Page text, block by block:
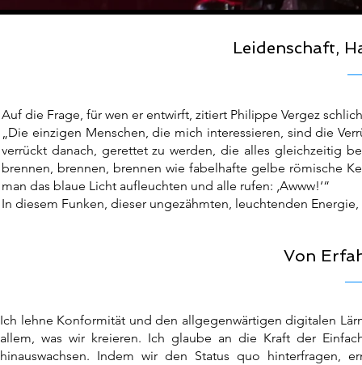
Leidenschaft,
Auf die Frage, für wen er entwirft, zitiert Philippe Vergez
„Die einzigen Menschen, die mich interessieren, sind die
verrückt danach, gerettet zu werden, die alles gleichzeitig
brennen, brennen, brennen wie fabelhafte gelbe römische
man das blaue Licht aufleuchten und alle rufen: ‚Awww!‘“
In diesem Funken, dieser ungezähmten, leuchtenden
Von
Ich lehne Konformität und den allgegenwärtigen digitalen
allem, was wir kreieren. Ich glaube an die Kraft der
hinauswachsen. Indem wir den Status quo hinterfragen,